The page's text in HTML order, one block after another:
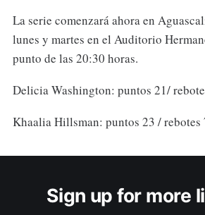
La serie comenzará ahora en
lunes y martes en el Auditorio
punto de las 20:30 horas.
Delicia Washington: puntos 21/
Khaalia Hillsman: puntos 23 / rebotes
Sign up for more